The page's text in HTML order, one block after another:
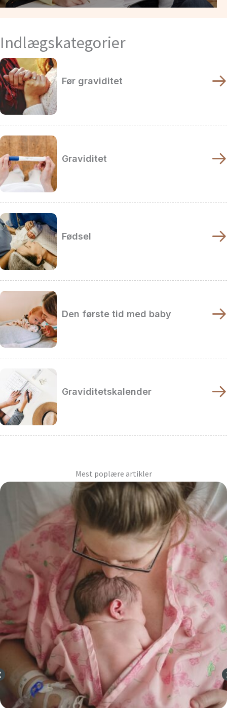
Indlægskategorier
Før graviditet
Graviditet
Fødsel
Den første tid med baby
Graviditetskalender
Mest poplære artikler